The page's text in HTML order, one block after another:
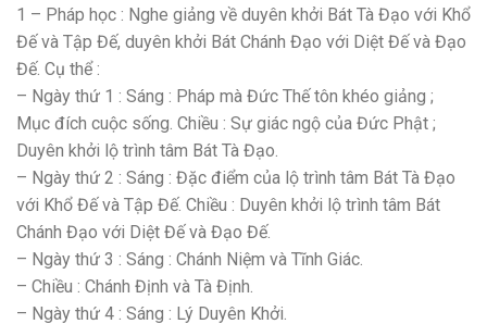
1 – Pháp học : Nghe giảng về duyên khởi Bát Tà Đạo với Khổ
Đế và Tập Đế, duyên khởi Bát Chánh Đạo với Diệt Đế và Đạo
Đế. Cụ thể :
– Ngày thứ 1 : Sáng : Pháp mà Đức Thế tôn khéo giảng ;
Mục đích cuộc sống. Chiều : Sự giác ngộ của Đức Phật ;
Duyên khởi lộ trình tâm Bát Tà Đạo.
– Ngày thứ 2 : Sáng : Đặc điểm của lộ trình tâm Bát Tà Đạo
với Khổ Đế và Tập Đế. Chiều : Duyên khởi lộ trình tâm Bát
Chánh Đạo với Diệt Đế và Đạo Đế.
– Ngày thứ 3 : Sáng : Chánh Niệm và Tĩnh Giác.
– Chiều : Chánh Định và Tà Định.
– Ngày thứ 4 : Sáng : Lý Duyên Khởi.